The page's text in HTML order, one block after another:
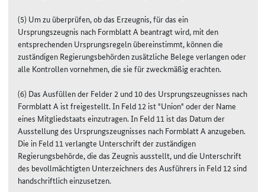
(5) Um zu überprüfen, ob das Erzeugnis, für das ein
Ursprungszeugnis nach Formblatt A beantragt wird, mit den
entsprechenden Ursprungsregeln übereinstimmt, können die
zuständigen Regierungsbehörden zusätzliche Belege verlangen oder
alle Kontrollen vornehmen, die sie für zweckmäßig erachten.
(6) Das Ausfüllen der Felder 2 und 10 des Ursprungszeugnisses nach
Formblatt A ist freigestellt. In Feld 12 ist "Union" oder der Name
eines Mitgliedstaats einzutragen. In Feld 11 ist das Datum der
Ausstellung des Ursprungszeugnisses nach Formblatt A anzugeben.
Die in Feld 11 verlangte Unterschrift der zuständigen
Regierungsbehörde, die das Zeugnis ausstellt, und die Unterschrift
des bevollmächtigten Unterzeichners des Ausführers in Feld 12 sind
handschriftlich einzusetzen.